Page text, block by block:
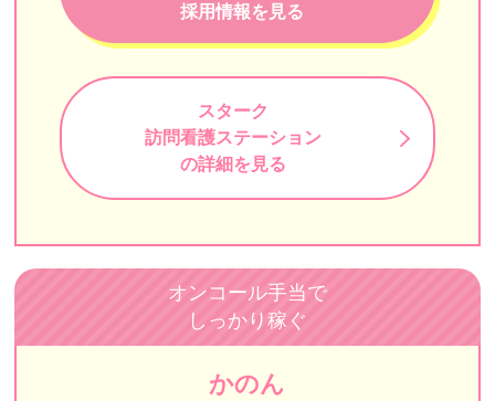
賛育会訪問看護ステーション
ケアプロ
けいひん訪問看護ステーション
さくら訪問看護リハビリステーション
リハビタブル
コモド訪問看護ステーション
スターク訪問看護ステーション
採用情報を見る
スターク
訪問看護ステーション
の詳細を見る
オンコール手当で
しっかり稼ぐ
かのん